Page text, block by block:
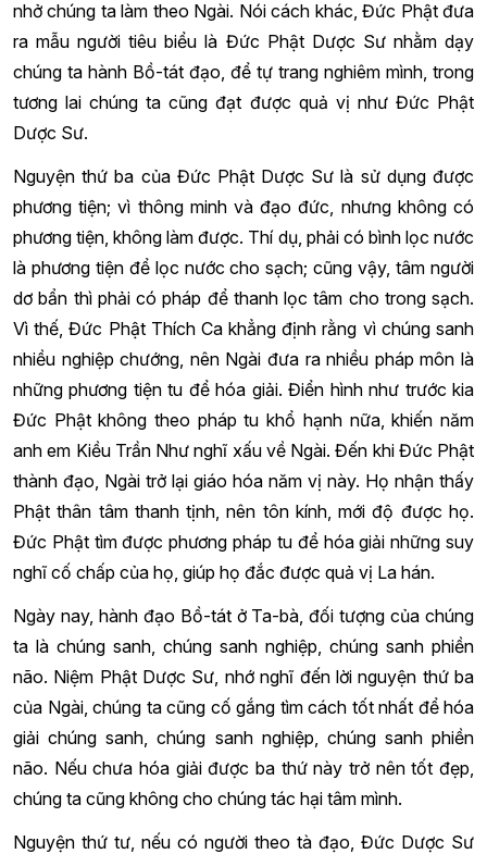
nhở chúng ta làm theo Ngài. Nói cách khác, Đức Phật đưa
ra mẫu người tiêu biểu là Đức Phật Dược Sư nhằm dạy
chúng ta hành Bồ-tát đạo, để tự trang nghiêm mình, trong
tương lai chúng ta cũng đạt được quả vị như Đức Phật
Dược Sư.
Nguyện thứ ba của Đức Phật Dược Sư là sử dụng được
phương tiện; vì thông minh và đạo đức, nhưng không có
phương tiện, không làm được. Thí dụ, phải có bình lọc nước
là phương tiện để lọc nước cho sạch; cũng vậy, tâm người
dơ bẩn thì phải có pháp để thanh lọc tâm cho trong sạch.
Vì thế, Đức Phật Thích Ca khẳng định rằng vì chúng sanh
nhiều nghiệp chướng, nên Ngài đưa ra nhiều pháp môn là
những phương tiện tu để hóa giải. Điển hình như trước kia
Đức Phật không theo pháp tu khổ hạnh nữa, khiến năm
anh em Kiều Trần Như nghĩ xấu về Ngài. Đến khi Đức Phật
thành đạo, Ngài trở lại giáo hóa năm vị này. Họ nhận thấy
Phật thân tâm thanh tịnh, nên tôn kính, mới độ được họ.
Đức Phật tìm được phương pháp tu để hóa giải những suy
nghĩ cố chấp của họ, giúp họ đắc được quả vị La hán.
Ngày nay, hành đạo Bồ-tát ở Ta-bà, đối tượng của chúng
ta là chúng sanh, chúng sanh nghiệp, chúng sanh phiền
não. Niệm Phật Dược Sư, nhớ nghĩ đến lời nguyện thứ ba
của Ngài, chúng ta cũng cố gắng tìm cách tốt nhất để hóa
giải chúng sanh, chúng sanh nghiệp, chúng sanh phiền
não. Nếu chưa hóa giải được ba thứ này trở nên tốt đẹp,
chúng ta cũng không cho chúng tác hại tâm mình.
Nguyện thứ tư, nếu có người theo tà đạo, Đức Dược Sư